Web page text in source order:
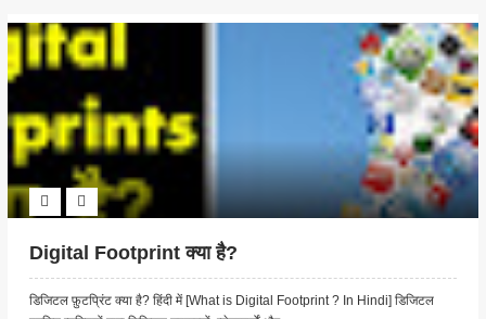
Digital Footprint क्या है?
डिजिटल फ़ुटप्रिंट क्या है? हिंदी में [What is Digital Footprint ? In Hindi] डिजिटल